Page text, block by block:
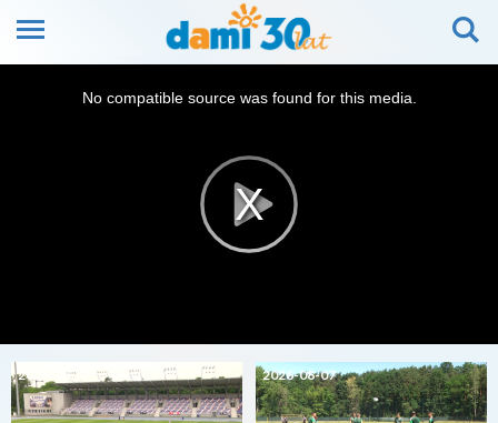
No compatible source was found for this media.
2026-08-07 2026-08-07